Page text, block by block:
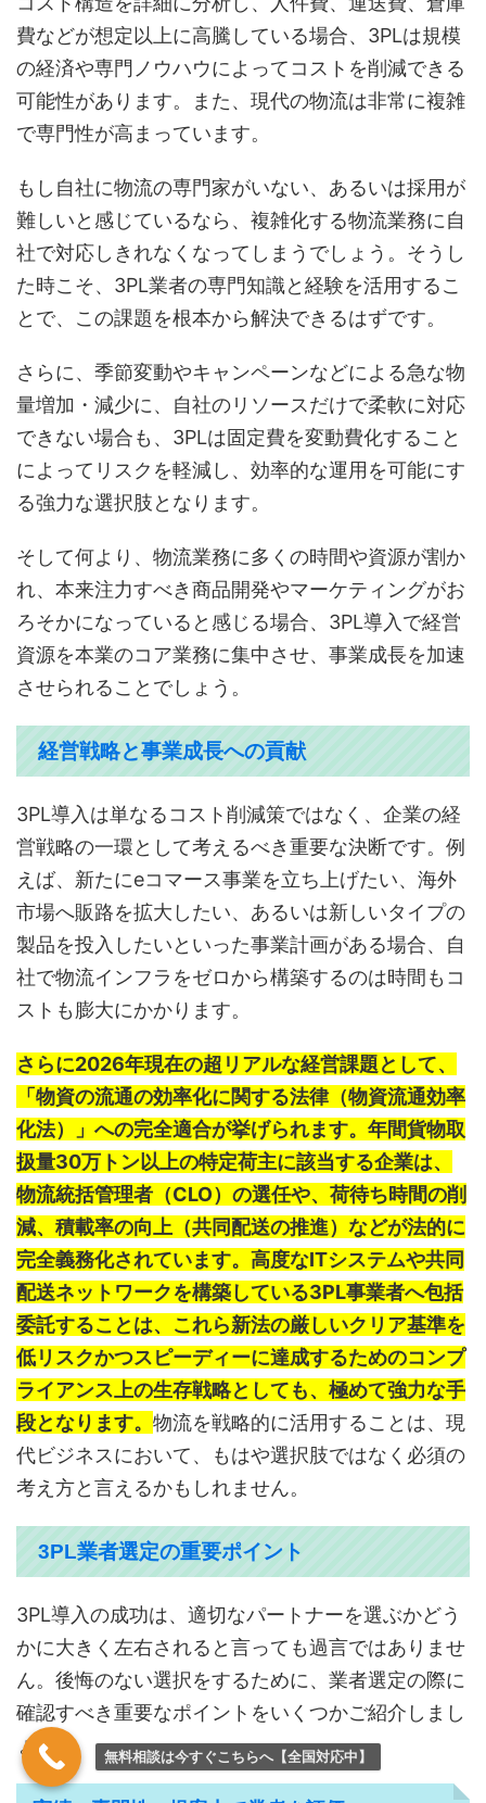
費などが想定以上に高騰している場合、3PLは規模
の経済や専門ノウハウによってコストを削減できる
可能性があります。また、現代の物流は非常に複雑
で専門性が高まっています。
もし自社に物流の専門家がいない、あるいは採用が
難しいと感じているなら、複雑化する物流業務に自
社で対応しきれなくなってしまうでしょう。そうし
た時こそ、3PL業者の専門知識と経験を活用するこ
とで、この課題を根本から解決できるはずです。
さらに、季節変動やキャンペーンなどによる急な物
量増加・減少に、自社のリソースだけで柔軟に対応
できない場合も、3PLは固定費を変動費化すること
によってリスクを軽減し、効率的な運用を可能にす
る強力な選択肢となります。
そして何より、物流業務に多くの時間や資源が割か
れ、本来注力すべき商品開発やマーケティングがお
ろそかになっていると感じる場合、3PL導入で経営
資源を本業のコア業務に集中させ、事業成長を加速
させられることでしょう。
経営戦略と事業成長への貢献
3PL導入は単なるコスト削減策ではなく、企業の経
営戦略の一環として考えるべき重要な決断です。例
えば、新たにeコマース事業を立ち上げたい、海外
市場へ販路を拡大したい、あるいは新しいタイプの
製品を投入したいといった事業計画がある場合、自
社で物流インフラをゼロから構築するのは時間もコ
ストも膨大にかかります。
さらに2026年現在の超リアルな経営課題として、
「物資の流通の効率化に関する法律（物資流通効率
化法）」への完全適合が挙げられます。年間貨物取
扱量30万トン以上の特定荷主に該当する企業は、
物流統括管理者（CLO）の選任や、荷待ち時間の削
減、積載率の向上（共同配送の推進）などが法的に
完全義務化されています。高度なITシステムや共同
配送ネットワークを構築している3PL事業者へ包括
委託することは、これら新法の厳しいクリア基準を
低リスクかつスピーディーに達成するためのコンプ
ライアンス上の生存戦略としても、極めて強力な手
段となります。 物流を戦略的に活用することは、現
代ビジネスにおいて、もはや選択肢ではなく必須の
考え方と言えるかもしれません。
3PL業者選定の重要ポイント
3PL導入の成功は、適切なパートナーを選ぶかどう
かに大きく左右されると言っても過言ではありませ
ん。後悔のない選択をするために、業者選定の際に
確認すべき重要なポイントをいくつかご紹介しまし
ょう。
無料相談は今すぐこちらへ【全国対応中】